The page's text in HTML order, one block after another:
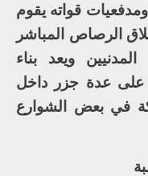
قواته يقوم
الرصاص المباشر
ويعد بناء
على عدة جزر داخل
في بعض الشوارع